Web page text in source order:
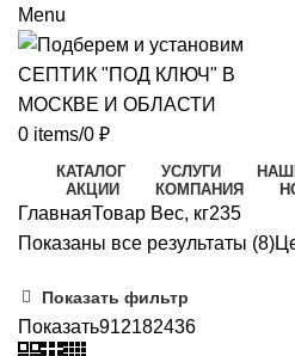
Menu
0 items/0 ₽
КАТАЛОГ УСЛУГИ
АКЦИИ
КОМПАНИЯ
ГлавнаяТовар Вес, кг235
Показаны все результаты (8)
Показать фильтр
Показать912182436